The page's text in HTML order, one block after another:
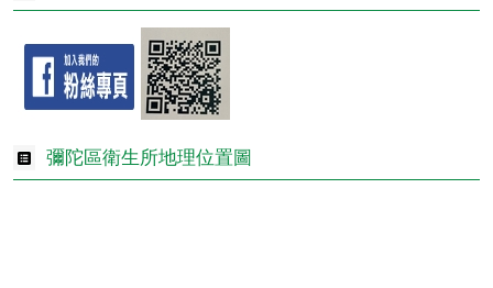
彌陀區衛生所地理位置圖